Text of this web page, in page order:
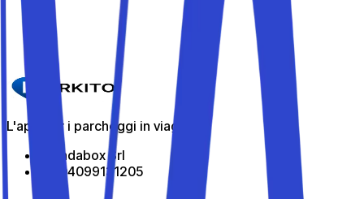
Inalpi Arena
Parcheggio + navetta gratuita
Scopri
L'app per i parcheggi in viaggio
All Indabox Srl
P.I: 04099131205